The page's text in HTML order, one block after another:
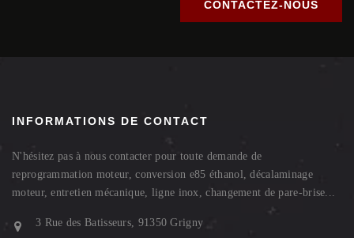
CONTACTEZ-NOUS
INFORMATIONS DE CONTACT
N'hésitez pas à nous contacter pour toute demande de
reprogrammation moteur, conversion e85 éthanol, décalaminage
moteur, entretien mécanique, ligne inox, changement de pare-brise...
3 Rue des Batisseurs, 91350 Grigny